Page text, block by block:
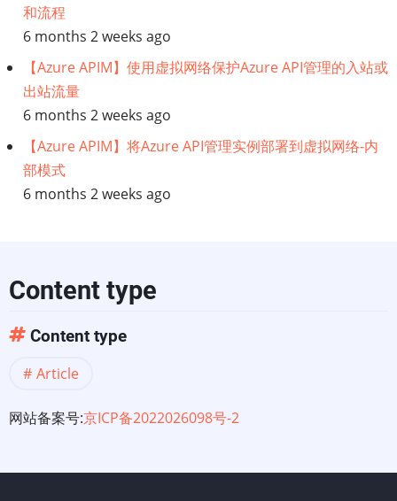
和流程
6 months 2 weeks ago
【Azure APIM】使用虚拟网络保护Azure API管理的入站或
出站流量
6 months 2 weeks ago
【Azure APIM】将Azure API管理实例部署到虚拟网络-内
部模式
6 months 2 weeks ago
Content type
Content type
Article
网站备案号:京ICP备2022026098号-2